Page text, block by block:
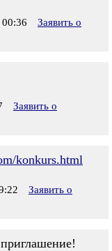
Заявить о
Заявить о
konkurs.html
Заявить о